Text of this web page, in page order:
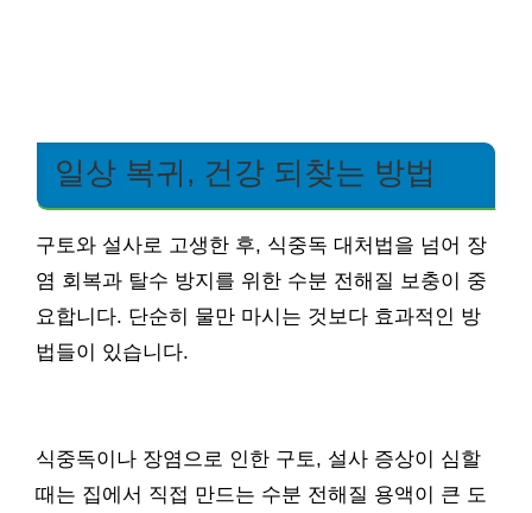
일상 복귀, 건강 되찾는 방법
구토와 설사로 고생한 후, 식중독 대처법을 넘어 장
염 회복과 탈수 방지를 위한 수분 전해질 보충이 중
요합니다. 단순히 물만 마시는 것보다 효과적인 방
법들이 있습니다.
식중독이나 장염으로 인한 구토, 설사 증상이 심할
때는 집에서 직접 만드는 수분 전해질 용액이 큰 도